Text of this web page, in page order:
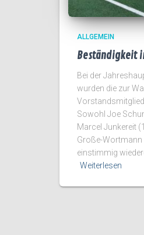
ALLGEMEIN
Beständigkeit
Bei der
wurden die zur
Sowohl Joe
Marcel Junkereit
Große-Wortmann
einstimmig
Weiterlesen